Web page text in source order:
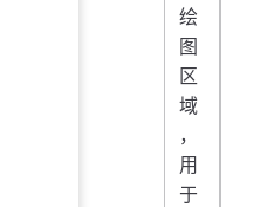
绘
图
区
域
，
用
于